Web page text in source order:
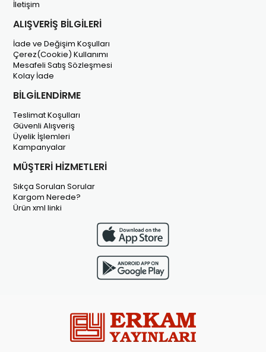
İletişim
ALIŞVERİŞ BİLGİLERİ
İade ve Değişim Koşulları
Çerez(Cookie) Kullanımı
Mesafeli Satış Sözleşmesi
Kolay İade
BİLGİLENDİRME
Teslimat Koşulları
Güvenli Alışveriş
Üyelik İşlemleri
Kampanyalar
MÜŞTERİ HİZMETLERİ
Sıkça Sorulan Sorular
Kargom Nerede?
Ürün xml linki